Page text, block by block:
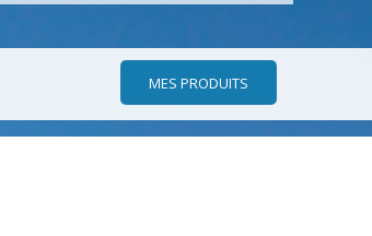
MES PRODUITS